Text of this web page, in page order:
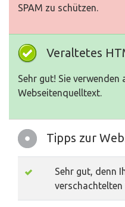
SPAM zu schützen.
Veraltetes
Sehr gut! Sie
Webseitenquelltext.
Tipps zur
Sehr gut, denn
verschachtelten